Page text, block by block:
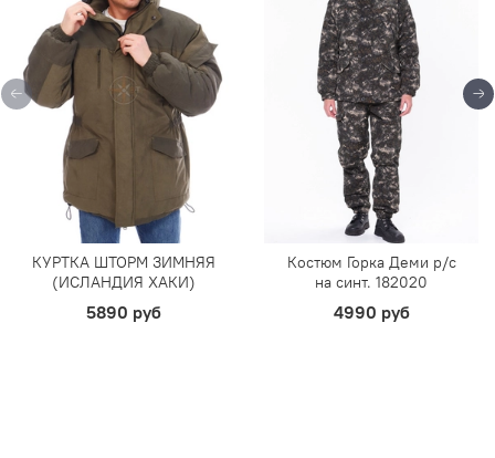
КУРТКА ШТОРМ ЗИМНЯЯ
(ИСЛАНДИЯ ХАКИ)
5890 руб
Костюм Горка Деми р/c
на синт. 182020
4990 руб